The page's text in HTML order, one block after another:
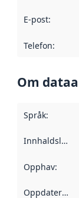
E-post:
Telefon:
Om
Språk:
Innhaldsleverandørar
Opphav:
Oppdateringsfrekvens